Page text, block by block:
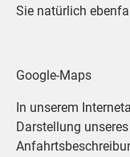
Sie natürlich
Google-Maps
In unserem
Darstellung